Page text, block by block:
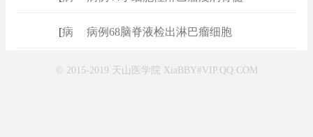
病例 病例68脑脊液检出淋巴瘤细胞
© 2015-2019 天山医学院 XiaBBY#VIP.QQ.COM